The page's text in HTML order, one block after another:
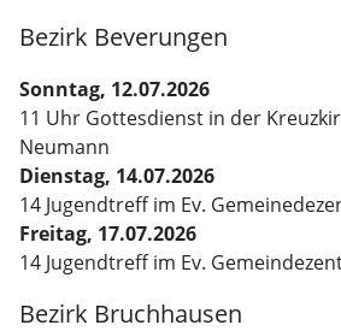
Bezirk Beverungen
Sonntag, 12.07.2026
11 Uhr Gottesdienst in der
Neumann
Dienstag, 14.07.2026
14 Jugendtreff im Ev.
Freitag, 17.07.2026
14 Jugendtreff im Ev.
Bezirk Bruchhausen